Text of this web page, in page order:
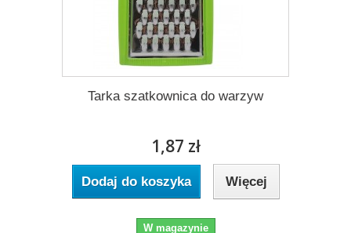
Tarka szatkownica do warzyw
1,87 zł
Dodaj do koszyka Więcej
W magazynie